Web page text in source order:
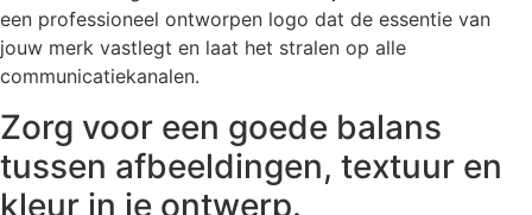
een professioneel ontworpen logo dat de essentie van
jouw merk vastlegt en laat het stralen op alle
communicatiekanalen.
Zorg voor een goede balans
tussen afbeeldingen, textuur en
kleur in je ontwerp.